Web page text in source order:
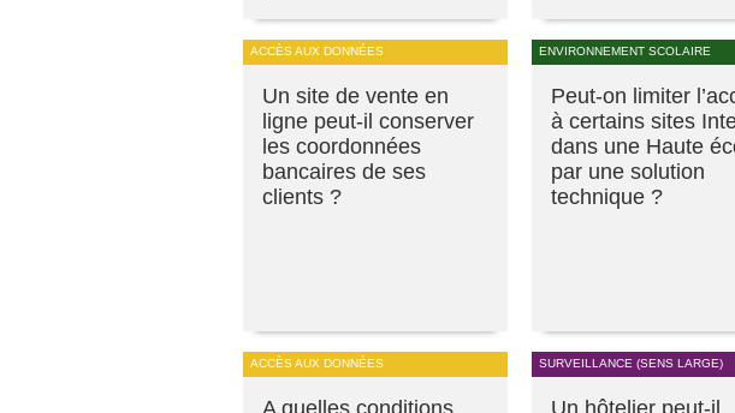
ACCÈS AUX DONNÉES
Un site de vente en
ligne peut-il conserver
les coordonnées
bancaires de ses
clients ?
ENVIRONNEMENT SCOLAIRE
Peut-on limiter
à certains sites
dans une Haute
par une solution
technique ?
ACCÈS AUX DONNÉES SURVEILLANCE (SENS LARGE)